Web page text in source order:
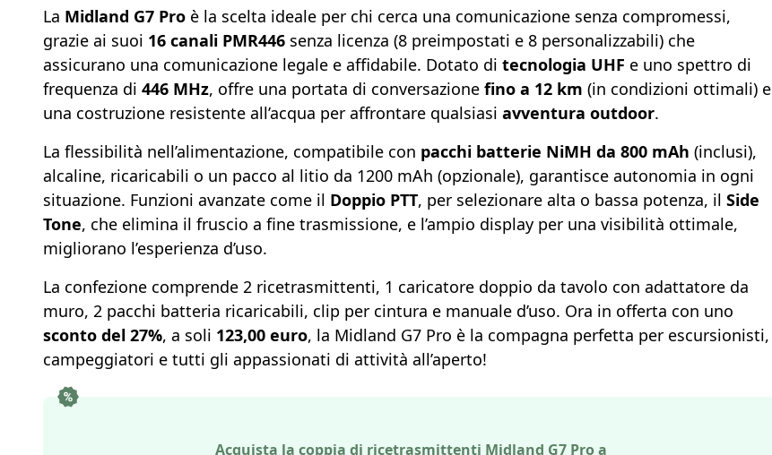
La Midland G7 Pro è la scelta ideale per chi cerca una comunicazione senza compromessi,
grazie ai suoi 16 canali PMR446 senza licenza (8 preimpostati e 8 personalizzabili) che
assicurano una comunicazione legale e affidabile. Dotato di tecnologia UHF e uno spettro di
frequenza di 446 MHz, offre una portata di conversazione fino a 12 km (in condizioni ottimali) e
una costruzione resistente all’acqua per affrontare qualsiasi avventura outdoor.
La flessibilità nell’alimentazione, compatibile con pacchi batterie NiMH da 800 mAh (inclusi),
alcaline, ricaricabili o un pacco al litio da 1200 mAh (opzionale), garantisce autonomia in ogni
situazione. Funzioni avanzate come il Doppio PTT, per selezionare alta o bassa potenza, il Side
Tone, che elimina il fruscio a fine trasmissione, e l’ampio display per una visibilità ottimale,
migliorano l’esperienza d’uso.
La confezione comprende 2 ricetrasmittenti, 1 caricatore doppio da tavolo con adattatore da
muro, 2 pacchi batteria ricaricabili, clip per cintura e manuale d’uso. Ora in offerta con uno
sconto del 27%, a soli 123,00 euro, la Midland G7 Pro è la compagna perfetta per escursionisti,
campeggiatori e tutti gli appassionati di attività all’aperto!
Acquista la coppia di ricetrasmittenti Midland G7 Pro a